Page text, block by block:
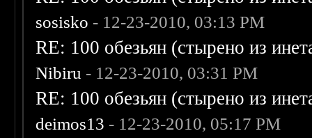
sosisko - 12-23-2010, 03:13 PM
RE: 100 обезьян (стырено из
Nibiru - 12-23-2010, 03:31 PM
RE: 100 обезьян (стырено из
deimos13 - 12-23-2010, 05:17 PM